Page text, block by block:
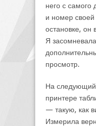
него с самого
и номер
остановке, он
Я
просмотр.
На следующий
принтере
— такую, как
Измерила